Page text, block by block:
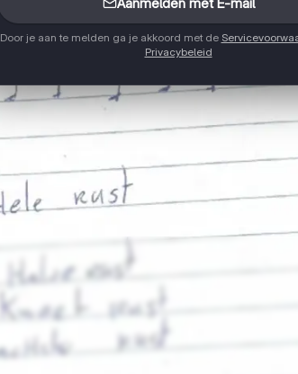
Door je aan te melden ga je akkoord met de
Privacybeleid